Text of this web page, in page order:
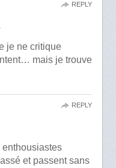
je ne critique
mais je trouve
REPLY
enthousiastes
et passent sans
REPLY